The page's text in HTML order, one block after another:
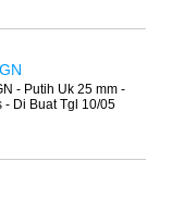
- Putih Uk 25 mm -
- Di Buat Tgl 10/05